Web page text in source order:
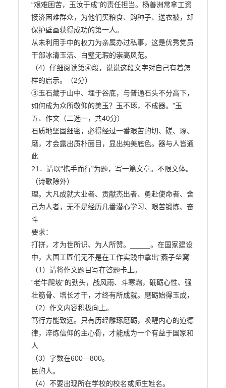
“艰难困苦，玉汝于成”的责任担当。杨善洲常拿工资
接济困难群众，为他们买粮食、购种子、送衣被，却
保护壁画获得成功的第一人。
从未利用手中的权力为亲属办过私事，这是优秀党员
干部冰清玉洁、白璧无瑕的崇高风范。
（4）仔细阅读第④段，说说这段文字对自己有着怎
样的启示。（2分）
③玉石藏于山中、埋于谷底，与普通石头不分高下，
如何成为众所敬仰的美玉？玉不琢，不成器。”玉
五、作文（二选一，共40分）
石质地坚固细密，必得经过一番艰苦的切、磋、琢、
磨，才会露出质朴面目，显出纯美底色。器与人皆通
此
21．请以“携手而行”为题，写一篇文章。不限文体。
（诗歌除外）
理。大凡成就大业者、贡献杰出者、勇赴使命者、舍
己为人者，无不是经历几番潜心学习、艰苦锻炼、奋
斗
要求：
打拼，才为世所识、为人所赞。_____。在国家建设
中，大国工匠们无不是在工作实践中拿出“燕子垒窝”
（1）请将作文题目写在答题卡上。
“老牛爬坡”的劲头，战风雨、斗寒霜，砥砺心性、强
壮筋骨、增长才干，才终有所成就。磨砺始得玉成，
（2）作文内容积极向上。
笃行方能致远。只有历经雕琢磨砺，唤醒内心的道德
律，淬炼信仰的主心骨，才能成为一个有益于国家和
人
（3）字数在600—800。
民的人。
（4）不要出现所在学校的校名或师生姓名。